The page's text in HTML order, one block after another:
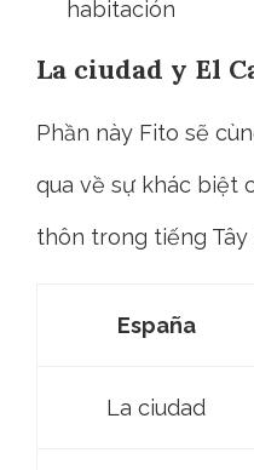
habitación
La ciudad y El
Phần này Fito sẽ
qua về sự khác biệt
thôn trong tiếng Tây
España
La ciudad